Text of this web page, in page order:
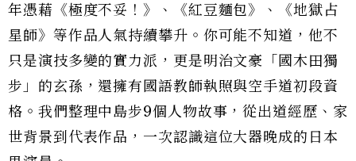
年憑藉《極度不妥！》、《紅豆麵包》、《地獄占
星師》等作品人氣持續攀升。你可能不知道，他不
只是演技多變的實力派，更是明治文豪「國木田獨
步」的玄孫，還擁有國語教師執照與空手道初段資
格。我們整理中島步9個人物故事，從出道經歷、家
世背景到代表作品，一次認識這位大器晚成的日本